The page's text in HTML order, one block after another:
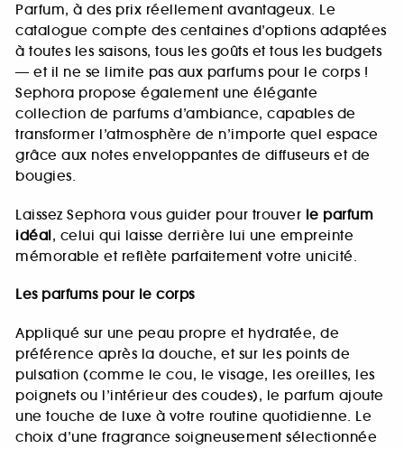
Parfum, à des prix réellement avantageux. Le
catalogue compte des centaines d’options adaptées
à toutes les saisons, tous les goûts et tous les budgets
— et il ne se limite pas aux parfums pour le corps !
Sephora propose également une élégante
collection de parfums d’ambiance, capables de
transformer l’atmosphère de n’importe quel espace
grâce aux notes enveloppantes de diffuseurs et de
bougies.
Laissez Sephora vous guider pour trouver le parfum
idéal, celui qui laisse derrière lui une empreinte
mémorable et reflète parfaitement votre unicité.
Les parfums pour le corps
Appliqué sur une peau propre et hydratée, de
préférence après la douche, et sur les points de
pulsation (comme le cou, le visage, les oreilles, les
poignets ou l’intérieur des coudes), le parfum ajoute
une touche de luxe à votre routine quotidienne. Le
choix d’une fragrance soigneusement sélectionnée